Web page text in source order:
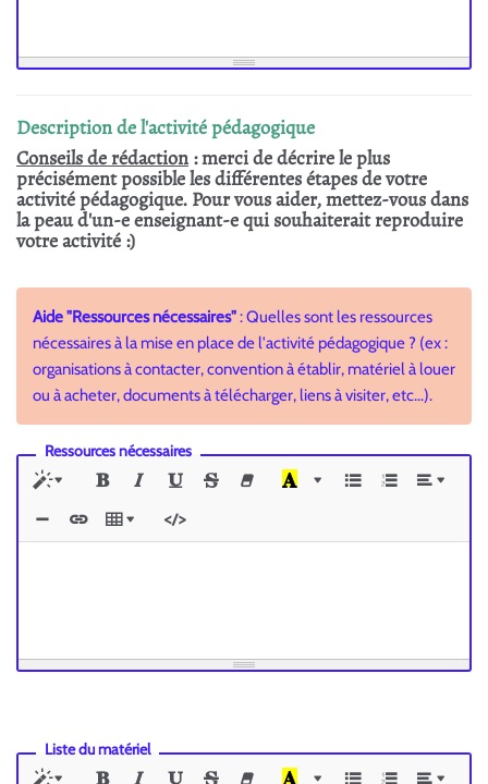
Description de l'activité pédagogique
Conseils de rédaction : merci de décrire le plus
précisément possible les différentes étapes de votre
activité pédagogique. Pour vous aider, mettez-vous dans
la peau d'un-e enseignant-e qui souhaiterait reproduire
votre activité :)
Aide "Ressources nécessaires": Quelles sont les ressources
nécessaires à la mise en place de l'activité pédagogique ? (ex :
organisations à contacter, convention à établir, matériel à louer
ou à acheter, documents à télécharger, liens à visiter, etc...).
Ressources nécessaires
Liste du matériel